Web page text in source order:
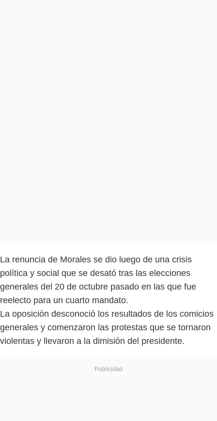
La renuncia de Morales se dio luego de una crisis
política y social que se desató tras las elecciones
generales del 20 de octubre pasado en las que fue
reelecto para un cuarto mandato.
La oposición desconoció los resultados de los comicios
generales y comenzaron las protestas que se tornaron
violentas y llevaron a la dimisión del presidente.